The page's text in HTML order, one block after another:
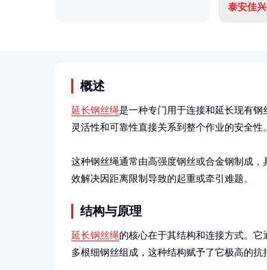
泰安佳
概述
延长钢丝绳是一种专门用于连接和延长现有
灵活性和可靠性直接关系到整个作业的安全性。
这种钢丝绳通常由高强度钢丝或合金钢制成
效解决因距离限制导致的起重或牵引难题。
结构与原理
延长钢丝绳的核心在于其结构和连接方式。
多根细钢丝组成，这种结构赋予了它极高的抗